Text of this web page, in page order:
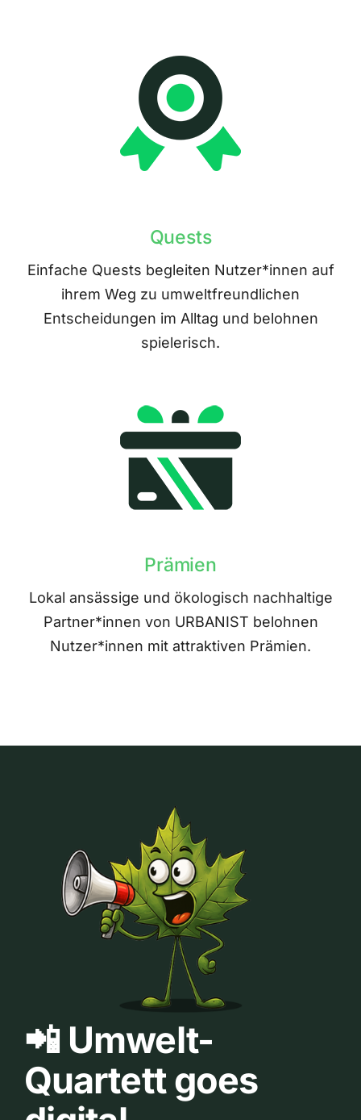
Quests
Einfache Quests begleiten Nutzer*innen auf
ihrem Weg zu umweltfreundlichen
Entscheidungen im Alltag und belohnen
spielerisch.
Prämien
Lokal ansässige und ökologisch nachhaltige
Partner*innen von URBANIST belohnen
Nutzer*innen mit attraktiven Prämien.
📲 Umwelt-
Quartett goes